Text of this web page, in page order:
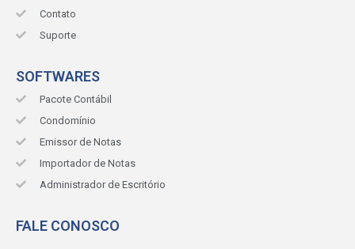
Contato
Suporte
SOFTWARES
Pacote Contábil
Condomínio
Emissor de Notas
Importador de Notas
Administrador de Escritório
FALE CONOSCO